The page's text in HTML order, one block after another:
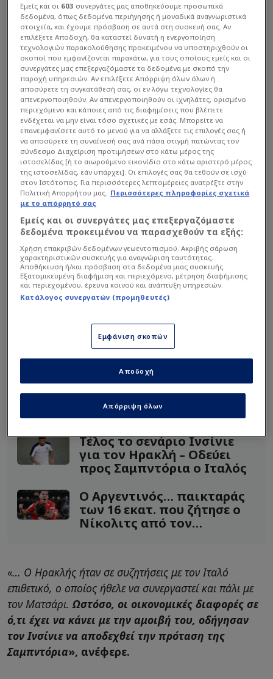
Intime
διαπραγματεύσεις με την ελληνική ομάδα αλλά οι
επαφές αυτές δεν κατέληξαν σε συμφωνία καθώς
δεν κατάφεραν οι δύο πλευρές να τα βρουν στο
Διαβάστε επίσης...
Τέλος το σενάριο Ινσίνιε
για τον Ηρακλή – Οδεύει
προς Σαμπντόρια ο Ιταλός
Ο Αργεντινός… παικταράς
των 16 εκατ. που ζήτησε ο
Νίκολιτς από τον
«… Ο Ηρακλής ήταν σε συζητήσεις με τον Ιταλό
επιθετικό, ο οποίος ήθελε να συνεργαστεί και πάλι με
τον Ματσάρι.Ωστόσο, οι οικονομικές διαφορές σε
ό,τι έχει να κάνει με την αμοιβή του, οδήγησαν
τον Ινσίνιε να αποδεχθεί την πρόταση της
Σαμπντόρια», ανέφερε.
Εμείς και οι 603 συνεργάτες μας αποθηκεύουμε προσωπικά
δεδομένα, όπως δεδομένα περιήγησης ή μοναδικά αναγνωριστικά
στοιχεία, και έχουμε πρόσβαση σε αυτά στη συσκευή σας. Αν
επιλέξετε Αποδοχή, θα καταστεί δυνατή η ενεργοποίηση
τεχνολογιών παρακολούθησης προκειμένου να υποστηριχθούν οι
σκοποί που εμφανίζονται παρακάτω, για τους οποίους εμείς και οι
συνεργάτες μας επεξεργαζόμαστε τα δεδομένα με σκοπό την
παροχή υπηρεσιών. Αν επιλέξετε Απόρριψη όλων όλων ή
αποσύρετε τη συγκατάθεσή σας, οι εν λόγω τεχνολογίες θα
απενεργοποιηθούν. Αν απενεργοποιηθούν οι ιχνηλάτες, ορισμένο
περιεχόμενο και κάποιες από τις διαφημίσεις που βλέπετε
ενδέχεται να μην είναι τόσο σχετικές με εσάς. Μπορείτε να
επανεμφανίσετε αυτό το μενού για να αλλάξετε τις επιλογές σας ή
να αποσύρετε τη συναίνεσή σας ανά πάσα στιγμή πατώντας τον
σύνδεσμο Διαχείριση προτιμήσεων στο κάτω μέρος της
ιστοσελίδας [ή το αιωρούμενο εικονίδιο στο κάτω αριστερό μέρος
της ιστοσελίδας, εάν υπάρχει]. Οι επιλογές σας θα τεθούν σε ισχύ
στον Ιστότοπος. Για περισσότερες λεπτομέρειες ανατρέξτε στην
Πολιτική Απορρήτου μας. Περισσότερες πληροφορίες σχετικά
με το απόρρητό σας
Εμείς και οι συνεργάτες μας επεξεργαζόμαστε
δεδομένα προκειμένου να παρασχεθούν τα εξής:
Χρήση επακριβών δεδομένων γεωεντοπισμού. Ακριβής σάρωση
χαρακτηριστικών συσκευής για αναγνώριση ταυτότητας.
Αποθήκευση ή/και πρόσβαση στα δεδομένα μιας συσκευής.
Εξατομικευμένη διαφήμιση και περιεχόμενο, μέτρηση διαφήμισης
και περιεχομένου, έρευνα κοινού και ανάπτυξη υπηρεσιών.
Κατάλογος συνεργατών (προμηθευτές)
Εμφάνιση σκοπών
Απόρριψη όλων
Αποδοχή